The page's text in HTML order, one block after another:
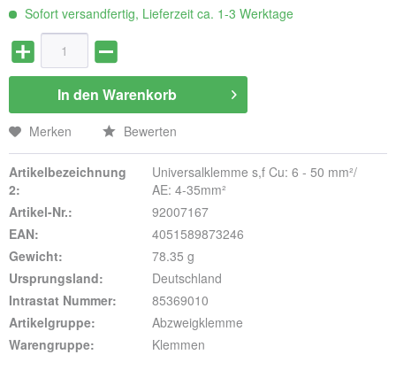
Sofort versandfertig, Lieferzeit ca. 1-3 Werktage
In den Warenkorb
Merken Bewerten
Artikelbezeichnung
2:
Universalklemme s,f Cu: 6 - 50 mm²/
AE: 4-35mm²
Artikel-Nr.:
92007167
EAN:
4051589873246
Gewicht:
78.35 g
Ursprungsland:
Deutschland
Intrastat Nummer:
85369010
Artikelgruppe:
Abzweigklemme
Warengruppe:
Klemmen